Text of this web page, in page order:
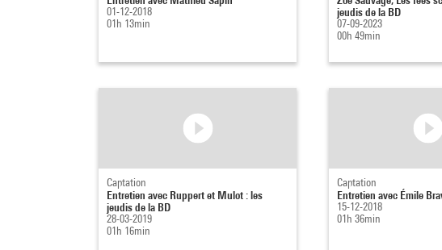
01-12-2018
01h 13min
jeudis de la BD
07-09-2023
00h 49min
Captation
Entretien avec Ruppert et Mulot : les
jeudis de la BD
28-03-2019
01h 16min
Captation
Entretien avec Émile
15-12-2018
01h 36min